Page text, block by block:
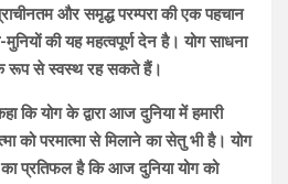
और समृद्ध परम्परा की एक पहचान
की यह महत्वपूर्ण देन है। योग साधना
रूप से स्वस्थ रह सकते हैं।
कि योग के द्वारा आज दुनिया में हमारी
को परमात्मा से मिलाने का सेतु भी है। योग
प्रतिफल है कि आज दुनिया योग को